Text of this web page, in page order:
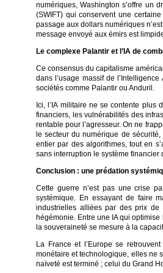
numériques, Washington s’offre un
(SWIFT) qui conservent une
passage aux dollars numériques
message envoyé aux émirs est
Le complexe Palantir et l’IA de
Ce consensus du capitalisme
dans l’usage massif de
sociétés comme Palantir ou Anduril.
Ici, l’IA militaire ne se contente
financiers, les vulnérabilités des
rentable pour l’agresseur. On ne
le secteur du numérique de
entier par des algorithmes, tout en
sans interruption le système financier
Conclusion : une prédation
Cette guerre n’est pas une crise
systémique. En essayant de faire
industrielles alliées par des prix de
hégémonie. Entre une IA qui
la souveraineté se mesure à la
La France et l’Europe se
monétaire et technologique, elles ne
naïveté est terminé ; celui du Grand